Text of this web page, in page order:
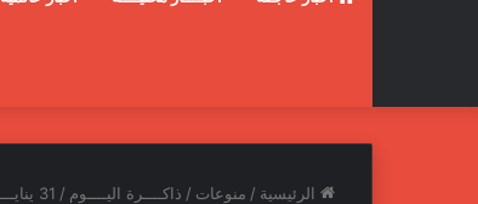
الرئيسية / منوعات / ذاكــــرة اليــــوم / 31 ينايــــر – في مثل هذا اليوم